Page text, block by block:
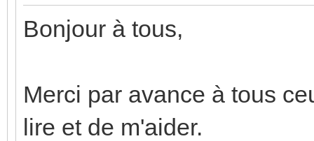
Bonjour à tous,
Merci par avance à tous
lire et de m'aider.